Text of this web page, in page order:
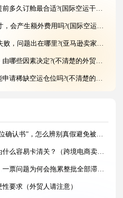
订舱最合适?(国际空运干货知识分享)
生额外费用吗?(国际空运干货知识分享)
问题出在哪里?(亚马逊卖家请注意)
些因素决定?(不清楚的外贸人看过来)
缺空运仓位吗?(不清楚的外贸人看过来)
毁外有哪些整改方式(国际空运干货知识分享)
误与亚马逊仓内拥堵?(国际空运干货知识分享)
该怎么处理（不清楚的跨境卖家看过来）
减免税费的办法吗（国际快递干货知识分享）
（跨境发货包装指南）
么辨别真假避免被骗（国际空运干货知识分享）
清关？（跨境电商卖家如何降低清关风险）
会拖累整批全部滞留（国际快递干货知识分享）
要求（外贸人请注意）